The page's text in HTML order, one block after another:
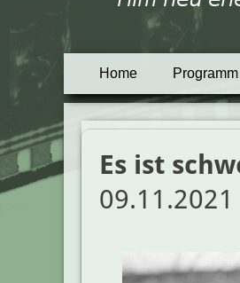
Primäres
Menü
springen
Home Programm
Es ist